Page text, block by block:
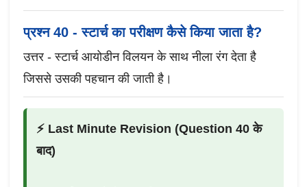
प्रश्न 40 - स्टार्च का परीक्षण कैसे किया जाता है?
उत्तर - स्टार्च आयोडीन विलयन के साथ नीला रंग देता है
जिससे उसकी पहचान की जाती है।
⚡ Last Minute Revision (Question 40 के
बाद)